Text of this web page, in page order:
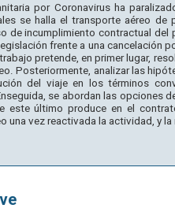
por Coronavirus ha
se halla el transporte aéreo de
de incumplimiento contractual
frente a una cancelación
pretende, en primer lugar,
Posteriormente, analizar las
del viaje en los términos
se abordan las opciones
este último produce en el
una vez reactivada la actividad, y